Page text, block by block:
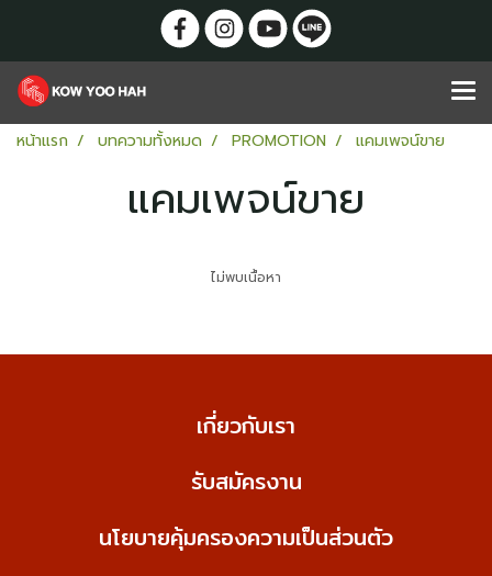
หน้าแรก บทความทั้งหมด PROMOTION แคมเพจน์ขาย
แคมเพจน์ขาย
ไม่พบเนื้อหา
เกี่ยวกับเรา
รับสมัครงาน
นโยบายคุ้มครองความเป็นส่วนตัว